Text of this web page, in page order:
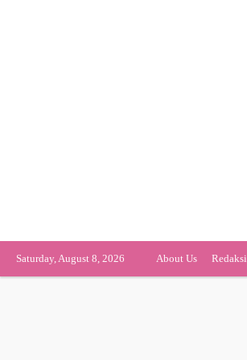
Saturday, August 8, 2026 About Us Redaksi